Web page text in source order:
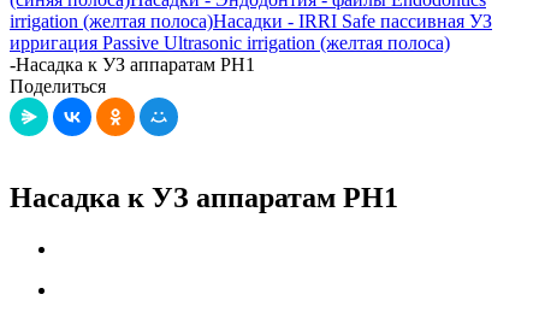
irrigation (желтая полоса)Насадки - IRRI Safe пассивная УЗ
ирригация Passive Ultrasonic irrigation (желтая полоса)
-Насадка к УЗ аппаратам PH1
Поделиться
Насадка к УЗ аппаратам PH1